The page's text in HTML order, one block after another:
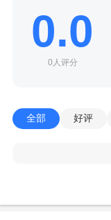
0.0
0人评分
全部 好评